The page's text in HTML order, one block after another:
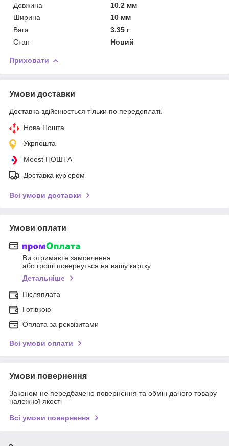
Довжина
10.2 мм
Ширина
10 мм
Вага
3.35 г
Стан
Новий
Приховати
Умови доставки
Доставка здійснюється тільки по передоплаті.
Нова Пошта
Укрпошта
Meest ПОШТА
Доставка кур'єром
Всі умови доставки
Умови оплати
Ви отримаєте замовлення
або гроші повернуться на вашу картку
Детальніше
Післяплата
Готівкою
Оплата за реквізитами
Всі умови оплати
Умови повернення
Законом не передбачено повернення та обмін даного товару
належної якості
Всі умови повернення